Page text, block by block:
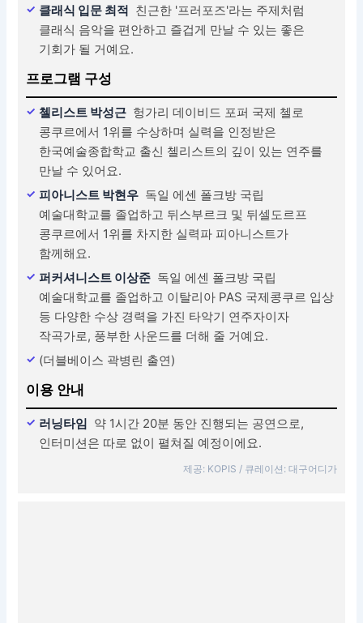
클래식 입문 최적 친근한 '프러포즈'라는 주제처럼
클래식 음악을 편안하고 즐겁게 만날 수 있는 좋은
기회가 될 거예요.
프로그램 구성
첼리스트 박성근 헝가리 데이비드 포퍼 국제 첼로
콩쿠르에서 1위를 수상하며 실력을 인정받은
한국예술종합학교 출신 첼리스트의 깊이 있는 연주를
만날 수 있어요.
피아니스트 박현우 독일 에센 폴크방 국립
예술대학교를 졸업하고 뒤스부르크 및 뒤셀도르프
콩쿠르에서 1위를 차지한 실력파 피아니스트가
함께해요.
퍼커셔니스트 이상준 독일 에센 폴크방 국립
예술대학교를 졸업하고 이탈리아 PAS 국제콩쿠르 입상
등 다양한 수상 경력을 가진 타악기 연주자이자
작곡가로, 풍부한 사운드를 더해 줄 거예요.
(더블베이스 곽병린 출연)
이용 안내
러닝타임 약 1시간 20분 동안 진행되는 공연으로,
인터미션은 따로 없이 펼쳐질 예정이에요.
제공: KOPIS / 큐레이션: 대구어디가